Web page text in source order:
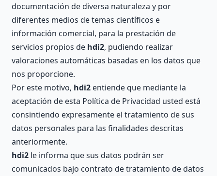
documentación de diversa naturaleza y por
diferentes medios de temas científicos e
información comercial, para la prestación de
servicios propios de hdi2, pudiendo realizar
valoraciones automáticas basadas en los datos que
nos proporcione.
Por este motivo, hdi2 entiende que mediante la
aceptación de esta Política de Privacidad usted está
consintiendo expresamente el tratamiento de sus
datos personales para las finalidades descritas
anteriormente.
hdi2 le informa que sus datos podrán ser
comunicados bajo contrato de tratamiento de datos